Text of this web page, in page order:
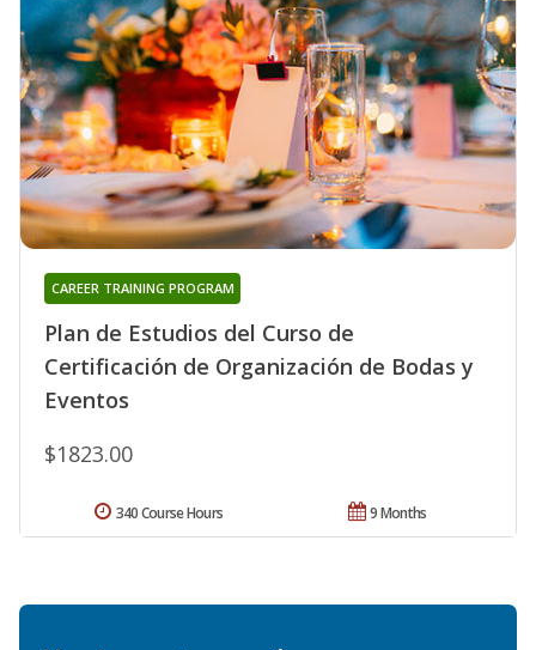
Plan de Estudios del Curso de
Certificación de Organización de Bodas y
Eventos
CAREER TRAINING PROGRAM
$1823.00
9 Months
340 Course Hours